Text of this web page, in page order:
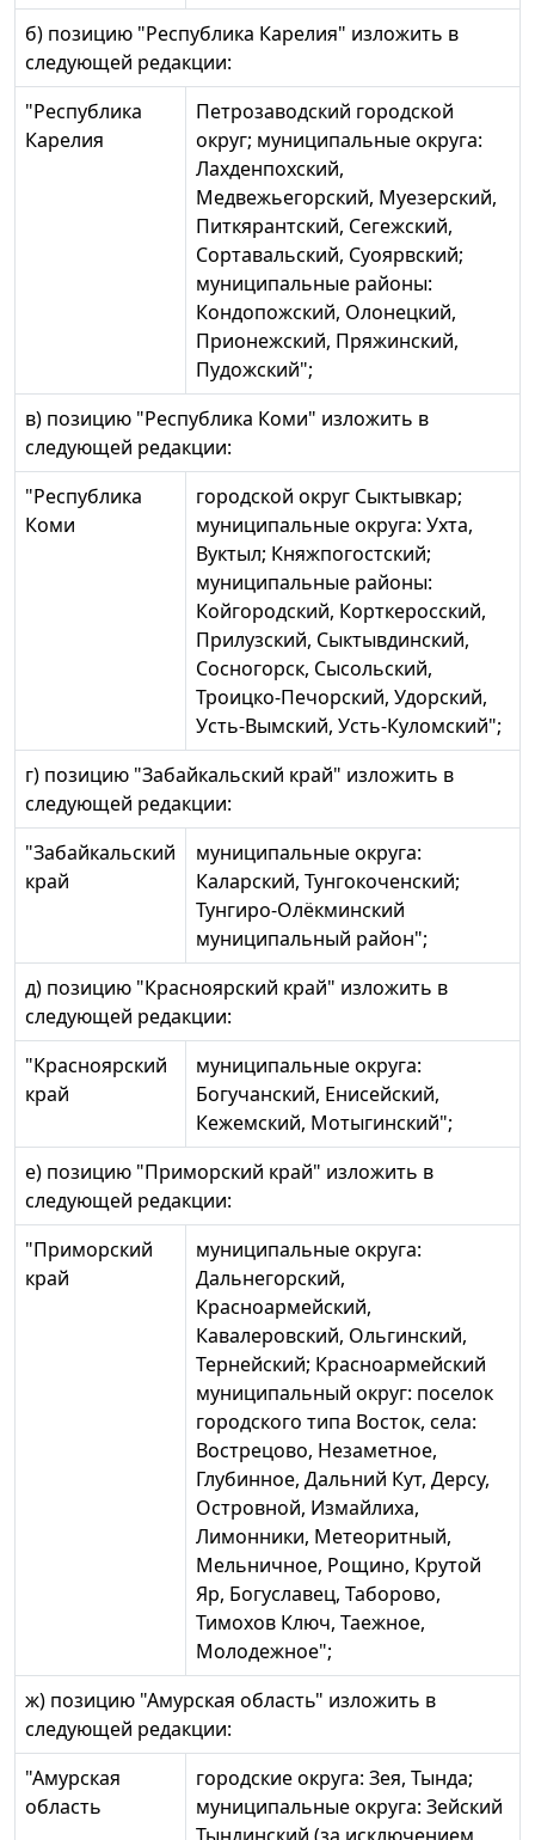
б) позицию "Республика Карелия" изложить в
следующей редакции:
"Республика
Карелия
Петрозаводский городской
округ; муниципальные округа:
Лахденпохский,
Медвежьегорский, Муезерский,
Питкярантский, Сегежский,
Сортавальский, Суоярвский;
муниципальные районы:
Кондопожский, Олонецкий,
Прионежский, Пряжинский,
Пудожский";
в) позицию "Республика Коми" изложить в
следующей редакции:
"Республика
Коми
городской округ Сыктывкар;
муниципальные округа: Ухта,
Вуктыл; Княжпогостский;
муниципальные районы:
Койгородский, Корткеросский,
Прилузский, Сыктывдинский,
Сосногорск, Сысольский,
Троицко-Печорский, Удорский,
Усть-Вымский, Усть-Куломский";
г) позицию "Забайкальский край" изложить в
следующей редакции:
"Забайкальский
край
муниципальные округа:
Каларский, Тунгокоченский;
Тунгиро-Олёкминский
муниципальный район";
д) позицию "Красноярский край" изложить в
следующей редакции:
"Красноярский
край
муниципальные округа:
Богучанский, Енисейский,
Кежемский, Мотыгинский";
е) позицию "Приморский край" изложить в
следующей редакции:
"Приморский
край
муниципальные округа:
Дальнегорский,
Красноармейский,
Кавалеровский, Ольгинский,
Тернейский; Красноармейский
муниципальный округ: поселок
городского типа Восток, села:
Вострецово, Незаметное,
Глубинное, Дальний Кут, Дерсу,
Островной, Измайлиха,
Лимонники, Метеоритный,
Мельничное, Рощино, Крутой
Яр, Богуславец, Таборово,
Тимохов Ключ, Таежное,
Молодежное";
ж) позицию "Амурская область" изложить в
следующей редакции:
"Амурская
область
городские округа: Зея, Тында;
муниципальные округа: Зейский